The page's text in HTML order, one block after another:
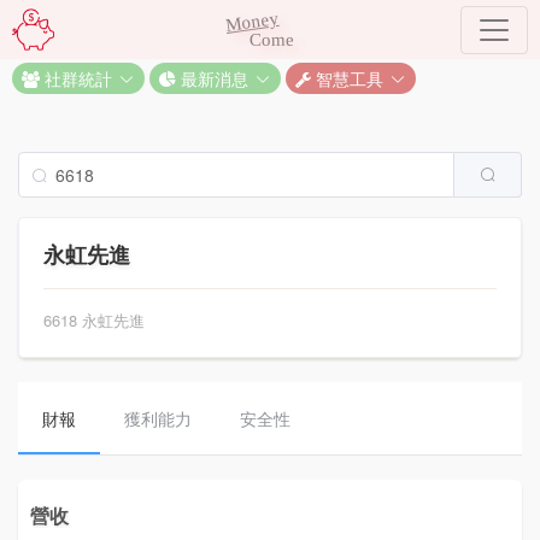
Money
Come
社群統計 最新消息 智慧工具
永虹先進
6618 永虹先進
財報 獲利能力 安全性
營收